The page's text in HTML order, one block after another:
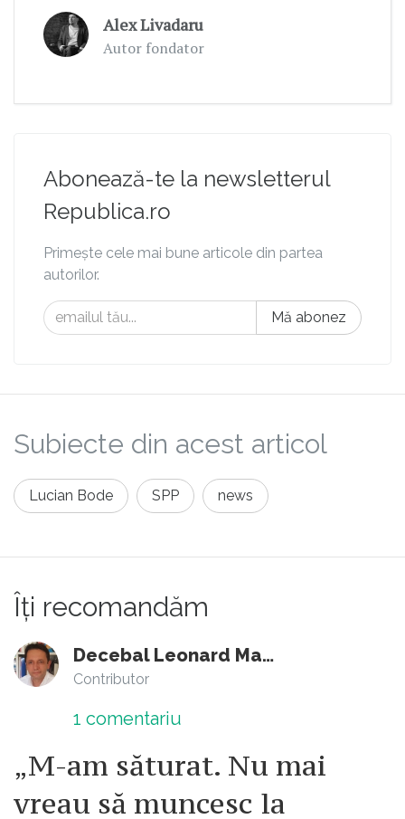
Alex Livadaru
Autor fondator
Abonează-te la newsletterul
Republica.ro
Primește cele mai bune articole din partea
autorilor.
Mă abonez
Subiecte din acest articol
Lucian Bode SPP news
Îți recomandăm
Decebal Leonard Marin
Contributor
1 comentariu
„M-am săturat. Nu mai
vreau să muncesc la